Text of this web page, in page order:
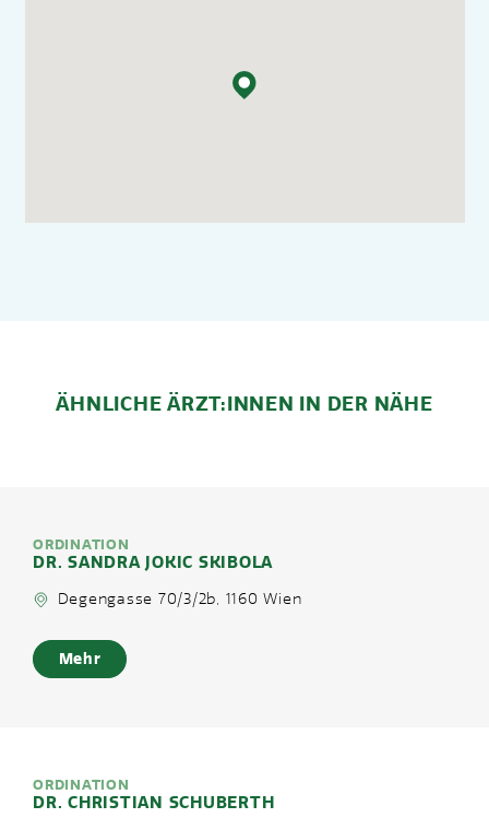
ÄHNLICHE ÄRZT:INNEN IN DER NÄHE
ORDINATION
DR. SANDRA JOKIC SKIBOLA
Degengasse 70/3/2b, 1160 Wien
Mehr
ORDINATION
DR. CHRISTIAN SCHUBERTH